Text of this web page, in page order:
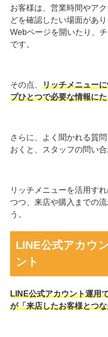
お客様は、営業時間やア
どを確認したい場面があ
Webページを開いたり、
です。
その点、 リッチメニュー
プひとつで必要な情報に
さらに、よく聞かれる質
おくと、スタッフの問い
リッチメニューを活用す
つつ、来店や購入までの
う。
LINE公式アカウ
ント
LINE公式アカウント運用
が「来店したお客様とつ